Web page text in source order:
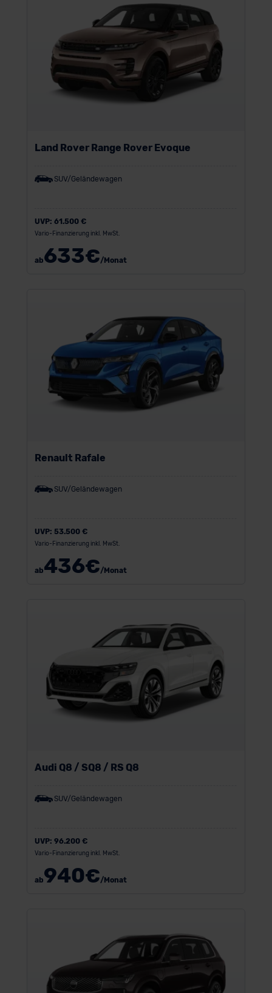
Land Rover Range Rover Evoque
SUV/Geländewagen
UVP: 61.500 €
Vario-Finanzierung inkl. MwSt.
ab633€/Monat
Renault Rafale
SUV/Geländewagen
UVP: 53.500 €
Vario-Finanzierung inkl. MwSt.
ab436€/Monat
Audi Q8 / SQ8 / RS Q8
SUV/Geländewagen
UVP: 96.200 €
Vario-Finanzierung inkl. MwSt.
ab940€/Monat